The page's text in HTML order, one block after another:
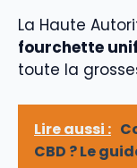
La Haute
fourchette
toute la
Lire aussi :
CBD ? Le